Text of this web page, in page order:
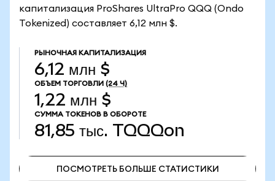
капитализация ProShares UltraPro QQQ (Ondo
Tokenized) составляет 6,12 млн $.
РЫНОЧНАЯ КАПИТАЛИЗАЦИЯ
6,12 млн $
ОБЪЕМ ТОРГОВЛИ (24 Ч)
1,22 млн $
СУММА ТОКЕНОВ В ОБОРОТЕ
81,85 тыс. TQQQon
ПОСМОТРЕТЬ БОЛЬШЕ СТАТИСТИКИ